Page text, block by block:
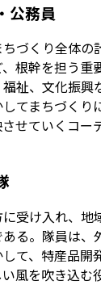
公務員
づくり全体の
根幹を担う重
祉、文化振興
てまちづくり
せていくコー
受け入れ、地
る。隊員は、
て、特産品開
風を吹き込む